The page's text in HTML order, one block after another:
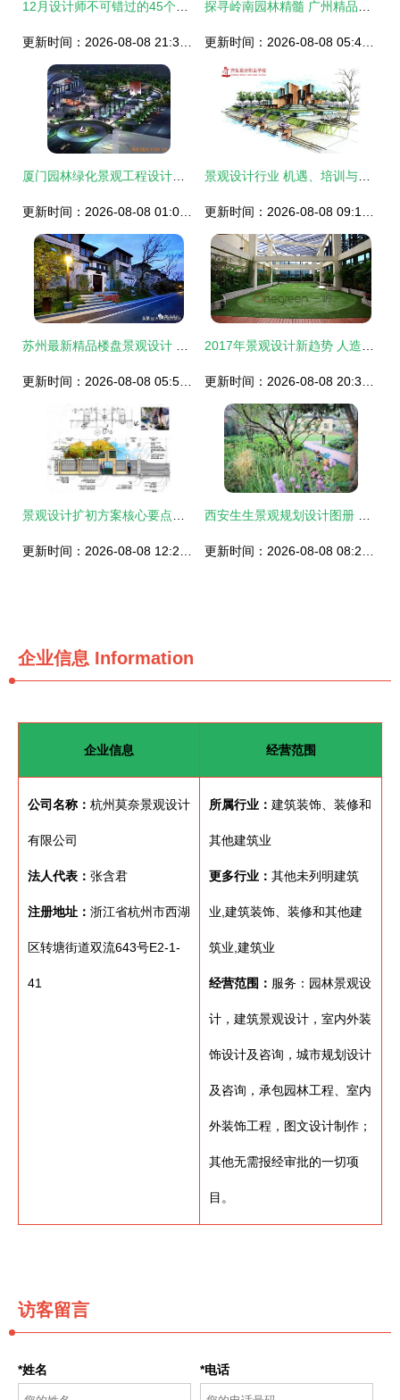
企业信息 Information
企业信息 经营范围
公司名称： 杭州莫奈景观设计
有限公司
法人代表： 张含君
注册地址： 浙江省杭州市西湖
区转塘街道双流643号E2-1-
41
所属行业： 建筑装饰、装修和
其他建筑业
更多行业： 其他未列明建筑
业,建筑装饰、装修和其他建
筑业,建筑业
经营范围： 服务：园林景观设
计，建筑景观设计，室内外装
饰设计及咨询，城市规划设计
及咨询，承包园林工程、室内
外装饰工程，图文设计制作；
其他无需报经审批的一切项
目。
访客留言
*姓名 *电话